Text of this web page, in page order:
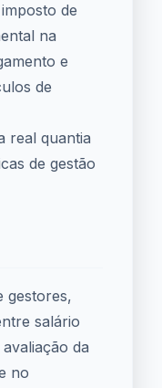
de
na
e
de
real quantia
de gestão
gestores,
salário
da
no